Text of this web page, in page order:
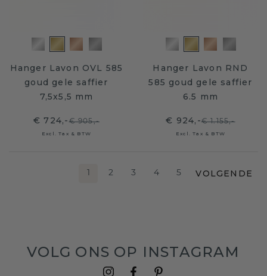
Hanger Lavon OVL 585
goud gele saffier
7,5x5,5 mm
€ 724,-€ 905,-
Excl. Tax & BTW
Hanger Lavon RND
585 goud gele saffier
6.5 mm
€ 924,-€ 1.155,-
Excl. Tax & BTW
1 2 3 4 5 VOLGENDE
VOLG ONS OP INSTAGRAM